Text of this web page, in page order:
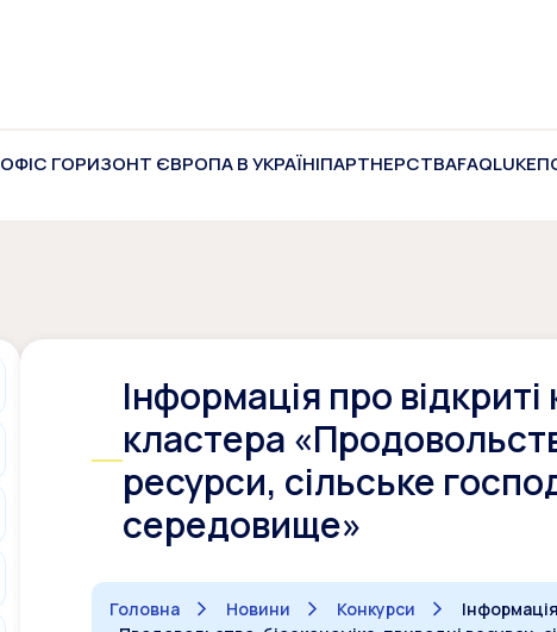
ОФІС ГОРИЗОНТ ЄВРОПА В УКРАЇНІПАРТНЕРСТВАFAQLUKE
Інформація про
кластера
ресурси, сільське
середовище»
Головна Новини Конкурси